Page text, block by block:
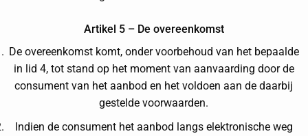
Artikel 5 – De overeenkomst
De overeenkomst komt, onder voorbehoud van het bepaalde
in lid 4, tot stand op het moment van aanvaarding door de
consument van het aanbod en het voldoen aan de daarbij
gestelde voorwaarden.
Indien de consument het aanbod langs elektronische weg